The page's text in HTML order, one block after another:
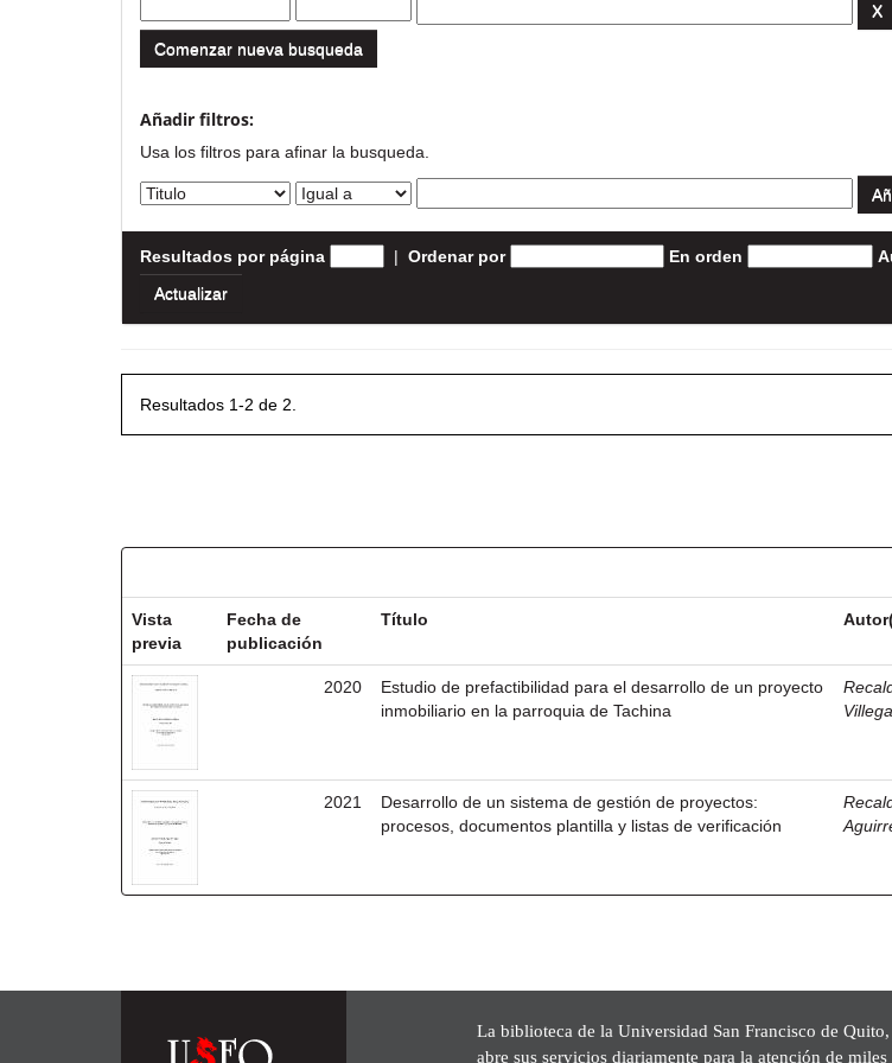
Comenzar nueva busqueda
Añadir filtros:
Usa los filtros para afinar la busqueda.
Resultados por página | Ordenar por En orden
Resultados 1-2 de 2.
Vista
previa
Fecha de
publicación
Título
2020
Estudio de prefactibilidad para el desarrollo de un proyecto
inmobiliario en la parroquia de Tachina
2021
Desarrollo de un sistema de gestión de proyectos:
procesos, documentos plantilla y listas de verificación
La biblioteca de la Universidad San Francisco de Quito,
abre sus servicios diariamente para la atención de miles